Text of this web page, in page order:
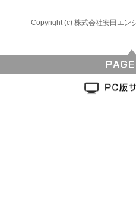
Copyright (c) 株式会社安田エン